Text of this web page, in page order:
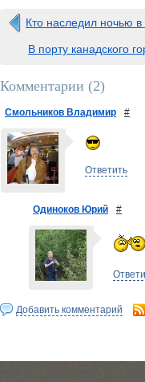
Кто наследил ночью в
В порту канадского
Комментарии (2)
Смольников Владимир #
Ответить
Одиноков Юрий #
Добавить комментарий